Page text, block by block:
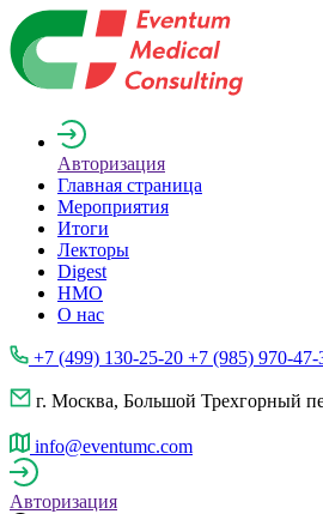
Авторизация
Главная страница
Мероприятия
Итоги
Лекторы
Digest
НМО
О нас
+7 (499) 130-25-20 +7 (985) 970-47-
г. Москва, Большой Трехгорный
info@eventumc.com
Авторизация